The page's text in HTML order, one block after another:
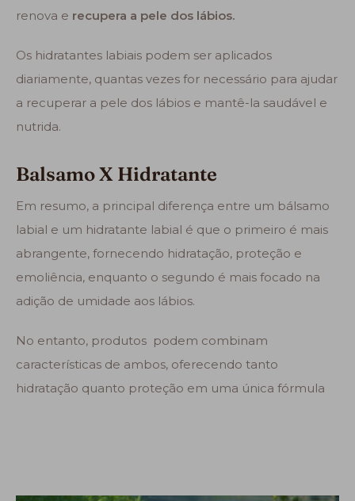
renova e recupera a pele dos lábios.
Os hidratantes labiais podem ser aplicados
diariamente, quantas vezes for necessário para ajudar
a recuperar a pele dos lábios e mantê-la saudável e
nutrida.
Balsamo X Hidratante
Em resumo, a principal diferença entre um bálsamo
labial e um hidratante labial é que o primeiro é mais
abrangente, fornecendo hidratação, proteção e
emoliência, enquanto o segundo é mais focado na
adição de umidade aos lábios.
No entanto, produtos podem combinam
características de ambos, oferecendo tanto
hidratação quanto proteção em uma única fórmula